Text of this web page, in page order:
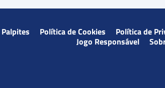
Palpites Política de Cookies Política de
Jogo Responsável